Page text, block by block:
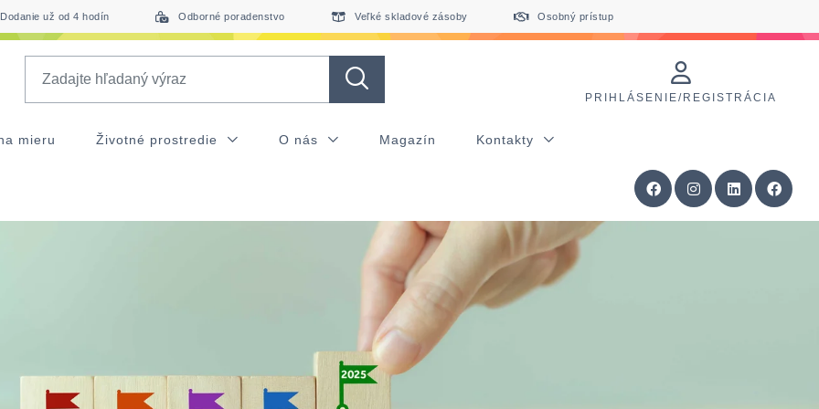
Dodanie už od 4 hodín Odborné poradenstvo Veľké skladové zásoby Osobný prístup
PRIHLÁSENIE/REGISTRÁCIA
mieru Životné prostredie O nás Magazín Kontakty